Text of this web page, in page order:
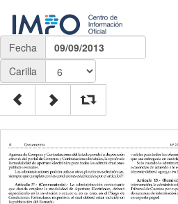
Fecha
09/09/2013
Carilla